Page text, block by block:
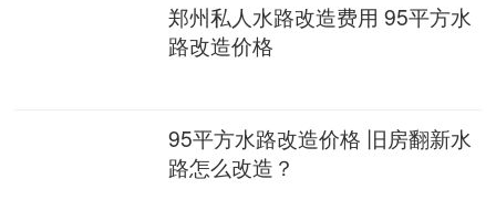
郑州私人水路改造费用 95平方水
路改造价格
95平方水路改造价格 旧房翻新水
路怎么改造？